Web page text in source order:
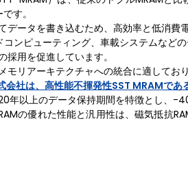
す。
ータを書き込むため、高効率と低消費
ンピューティング、車載システムなど
用を促進しています。
リアーキテクチャへの統合に適してお
会社は、高性能不揮発性SST MRAMであ
年以上のデータ保持期間を特徴とし、-
の優れた性能と汎用性は、磁気抵抗